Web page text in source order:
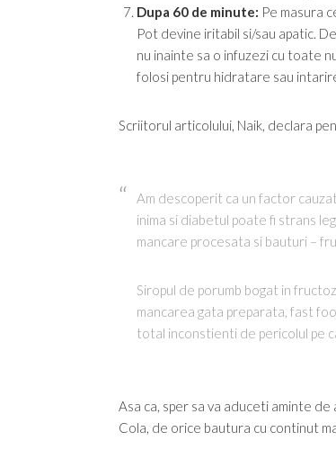
Dupa 60 de minute: Pe masura
Pot devine iritabil si/sau apatic.
nu inainte sa o infuzezi cu toate
folosi pentru hidratare sau
Scriitorul articolului, Naik, declara
Am descoperit ca un factor
inima si diabetul poate fi strans
mancare procesata si bauturi –
Siropul de porumb bogat in
mancarea gata preparata, fast
total inconstienti de pericolul pe
Asa ca, sper sa va aduceti aminte
Cola, de orice bautura cu continut